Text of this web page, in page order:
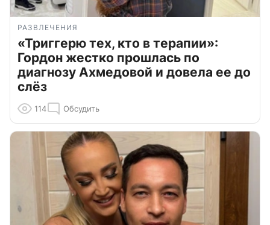
РАЗВЛЕЧЕНИЯ
«Триггерю тех, кто в терапии»:
Гордон жестко прошлась по
диагнозу Ахмедовой и довела ее до
слёз
114 Обсудить